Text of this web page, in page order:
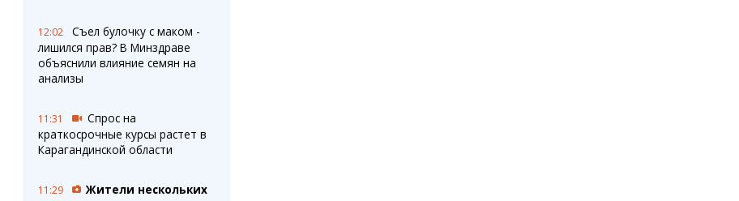
12:02
Съел булочку с маком -
лишился прав? В Минздраве
объяснили влияние семян на
анализы
11:31
Спрос на
краткосрочные курсы растет в
Карагандинской области
11:29
Жители нескольких